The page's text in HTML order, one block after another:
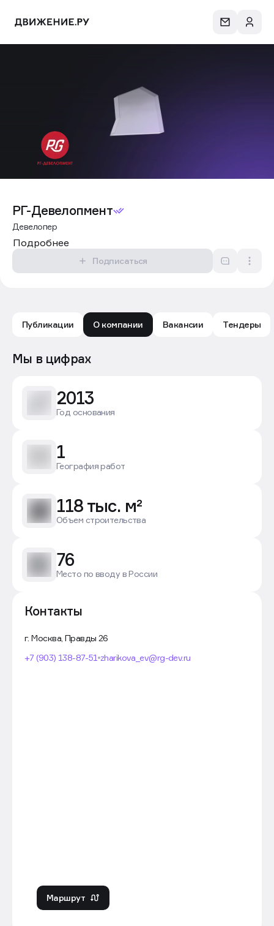
РГ-Девелопмент
Девелопер
Подробнее
Подписаться
Публикации О компании Вакансии Тендеры
РГ-Девелопмент: обзор компании — Движение.ру
Мы в цифрах
2013
Год основания
1
География работ
118 тыс. м²
Объем строительства
76
Место по вводу в России
Контакты
г. Москва, Правды 26
+7 (903) 138-87-51 zharikova_ev@rg-dev.ru
Маршрут